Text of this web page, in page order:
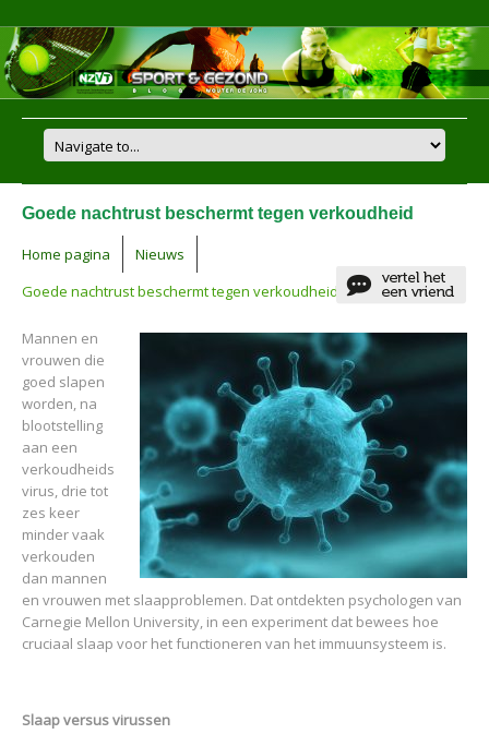
Goede nachtrust beschermt tegen verkoudheid
Home pagina
Nieuws
Goede nachtrust beschermt tegen verkoudheid
Mannen en
vrouwen die
goed slapen
worden, na
blootstelling
aan een
verkoudheids
virus, drie tot
zes keer
minder vaak
verkouden
dan mannen
en vrouwen met slaapproblemen. Dat ontdekten psychologen van
Carnegie Mellon University, in een experiment dat bewees hoe
cruciaal slaap voor het functioneren van het immuunsysteem is.
Slaap versus virussen